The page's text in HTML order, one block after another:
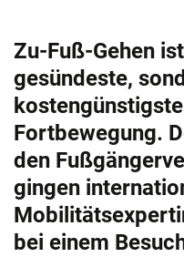
Zu-Fuß-Gehen
gesündeste,
Fortbewegung.
den
gingen
bei einem